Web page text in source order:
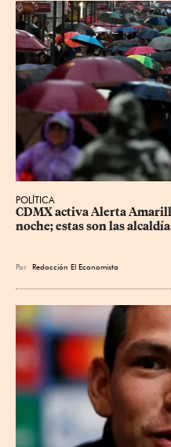
POLÍTICA
CDMX activa Alerta
noche; estas son las
Por Redacción El Economista